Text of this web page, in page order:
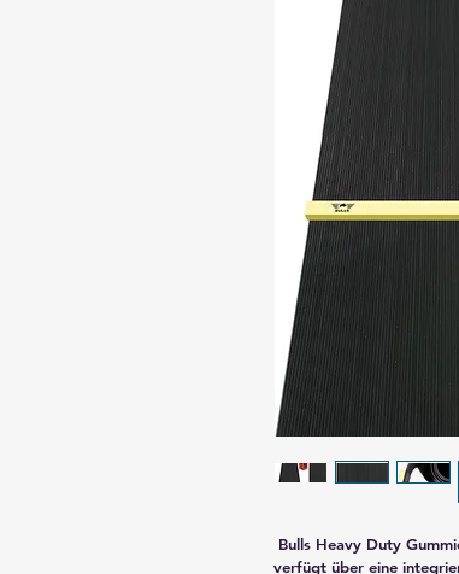
verfügt über eine